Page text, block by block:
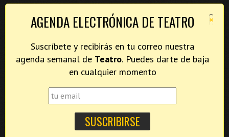
×
AGENDA ELECTRÓNICA DE TEATRO
Suscríbete y recibirás en tu correo nuestra
agenda semanal de Teatro. Puedes darte de baja
en cualquier momento